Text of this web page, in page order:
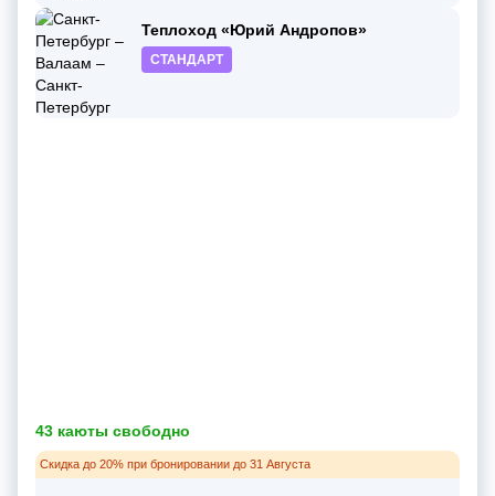
Теплоход «Юрий Андропов»
СТАНДАРТ
43 каюты свободно
Скидка до 20% при бронировании до 31 Августа